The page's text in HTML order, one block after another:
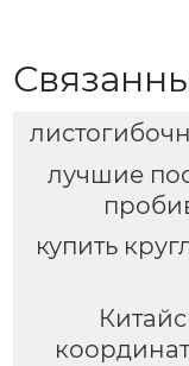
лучшие
купить